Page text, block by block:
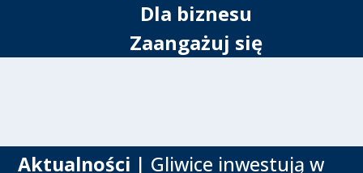
Dla biznesu
Zaangażuj się
Aktualności | Gliwice inwestują w